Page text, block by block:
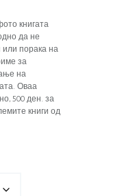
книгата
да не
порака на
за
на
Оваа
500 ден. за
книги од